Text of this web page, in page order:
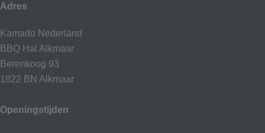
Adres
Kamado Nederland
BBQ Hal Alkmaar
Berenkoog 93
1822 BN Alkmaar
Openingstijden